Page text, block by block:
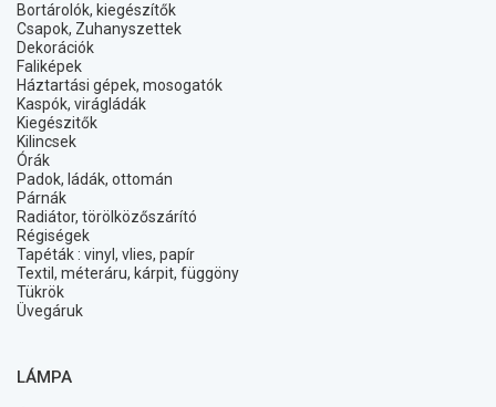
Bortárolók, kiegészítők
Csapok, Zuhanyszettek
Dekorációk
Faliképek
Háztartási gépek, mosogatók
Kaspók, virágládák
Kiegészitők
Kilincsek
Órák
Padok, ládák, ottomán
Párnák
Radiátor, törölközőszárító
Régiségek
Tapéták : vinyl, vlies, papír
Textil, méteráru, kárpit, függöny
Tükrök
Üvegáruk
LÁMPA